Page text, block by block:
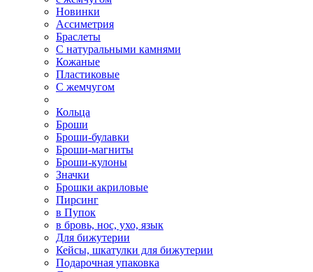
Новинки
Ассиметрия
Браслеты
С натуральными камнями
Кожаные
Пластиковые
С жемчугом
Кольца
Броши
Броши-булавки
Броши-магниты
Броши-кулоны
Значки
Брошки акриловые
Пирсинг
в Пупок
в бровь, нос, ухо, язык
Для бижутерии
Кейсы, шкатулки для бижутерии
Подарочная упаковка